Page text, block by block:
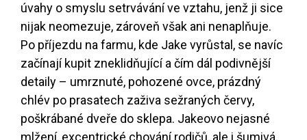
úvahy o smyslu setrvávání ve vztahu, jenž ji sice
nijak neomezuje, zároveň však ani nenaplňuje.
Po příjezdu na farmu, kde Jake vyrůstal, se navíc
začínají kupit zneklidňující a čím dál podivnější
detaily – umrznuté, pohozené ovce, prázdný
chlév po prasatech zaživa sežraných červy,
poškrábané dveře do sklepa. Jakeovo nejasné